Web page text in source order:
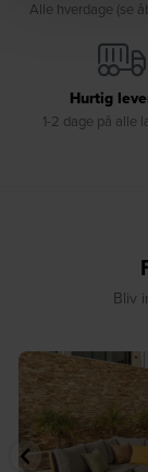
Alle hverdage (se
Hurtig
1-2 dage på alle
Bliv
☀️
7